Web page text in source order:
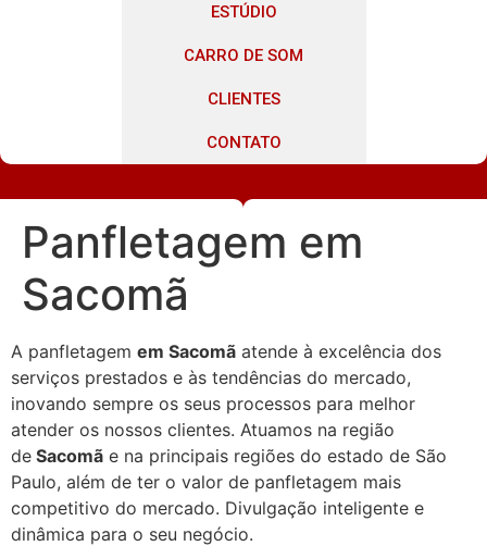
ESTÚDIO
CARRO DE SOM
CLIENTES
CONTATO
Panfletagem em
Sacomã
A panfletagem em Sacomã atende à excelência dos
serviços prestados e às tendências do mercado,
inovando sempre os seus processos para melhor
atender os nossos clientes. Atuamos na região
de Sacomã e na principais regiões do estado de São
Paulo, além de ter o valor de panfletagem mais
competitivo do mercado. Divulgação inteligente e
dinâmica para o seu negócio.